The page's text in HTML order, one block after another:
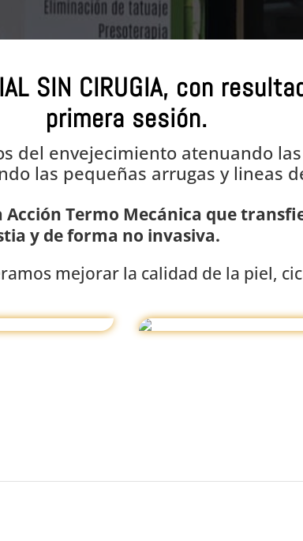
SIN CIRUGIA, con
primera sesión.
del envejecimiento atenuando
las pequeñas arrugas y lineas
Acción Termo Mecánica que
y de forma no invasiva.
mejorar la calidad de la piel,